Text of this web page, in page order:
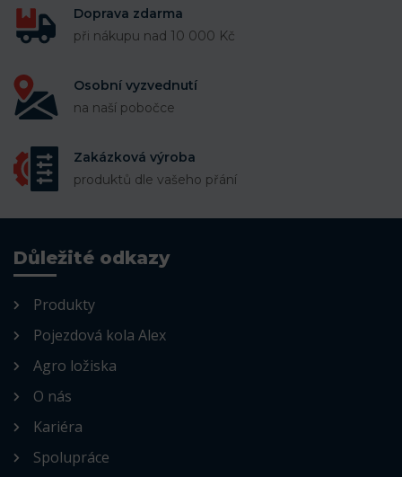
Doprava zdarma
při nákupu nad 10 000 Kč
Osobní vyzvednutí
na naší pobočce
Zakázková výroba
produktů dle vašeho přání
Důležité odkazy
Produkty
Pojezdová kola Alex
Agro ložiska
O nás
Kariéra
Spolupráce